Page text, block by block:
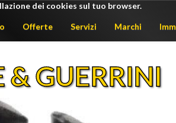
dei cookies sul tuo browser.
Offerte Servizi Marchi
& GUERRINI